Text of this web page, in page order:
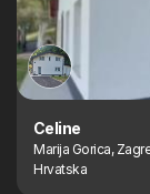
Celine
Marija Gorica,
Hrvatska